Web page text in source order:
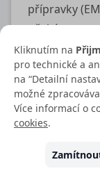
přípravky
očekávanou
sezóny.
Více
24. 7. 2026
Kliknutím na
pro technické a
na “Detailní
možné
Více informací o
cookies.